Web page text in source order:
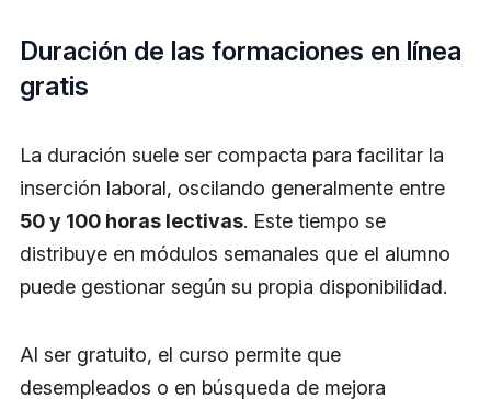
Duración de las formaciones en línea
gratis
La duración suele ser compacta para facilitar la
inserción laboral, oscilando generalmente entre
50 y 100 horas lectivas. Este tiempo se
distribuye en módulos semanales que el alumno
puede gestionar según su propia disponibilidad.
Al ser gratuito, el curso permite que
desempleados o en búsqueda de mejora